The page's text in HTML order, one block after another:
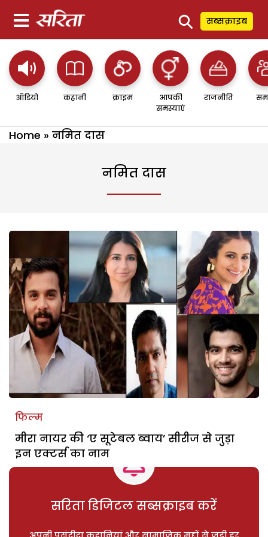
⚲ सब्सक्राइब
ऑडियो कहानी क्राइम
आपकी
समस्याएं
राजनीति
Home » नमित दास
नमित दास
फिल्म
मीरा नायर की ‘ए सूटेबल ब्वाय’ सीरीज से जुड़ा
इन एक्टर्स का नाम
सरिता डिजिटल सब्सक्राइब करें